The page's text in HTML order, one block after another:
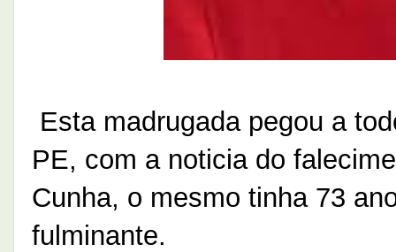
Esta madrugada pegou a
PE, com a noticia do
Cunha, o mesmo tinha 73
fulminante.